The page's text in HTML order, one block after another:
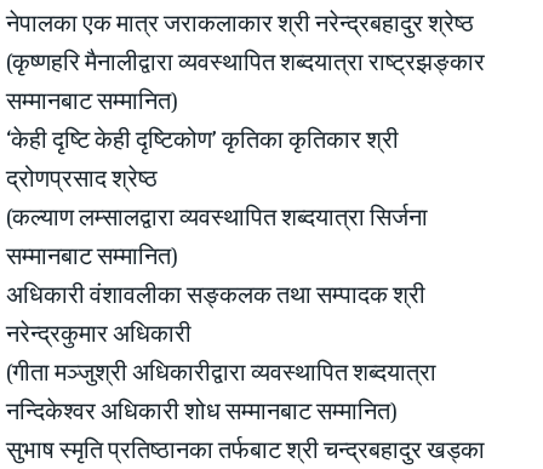
नेपालका एक मात्र जराकलाकार श्री नरेन्द्रबहादुर श्रेष्ठ
(कृष्णहरि मैनालीद्वारा व्यवस्थापित शब्दयात्रा राष्ट्रझङ्कार
सम्मानबाट सम्मानित)
‘केही दृष्टि केही दृष्टिकोण’ कृतिका कृतिकार श्री
द्रोणप्रसाद श्रेष्ठ
(कल्याण लम्सालद्वारा व्यवस्थापित शब्दयात्रा सिर्जना
सम्मानबाट सम्मानित)
अधिकारी वंशावलीका सङ्कलक तथा सम्पादक श्री
नरेन्द्रकुमार अधिकारी
(गीता मञ्जुश्री अधिकारीद्वारा व्यवस्थापित शब्दयात्रा
नन्दिकेश्वर अधिकारी शोध सम्मानबाट सम्मानित)
सुभाष स्मृति प्रतिष्ठानका तर्फबाट श्री चन्द्रबहादुर खड्का